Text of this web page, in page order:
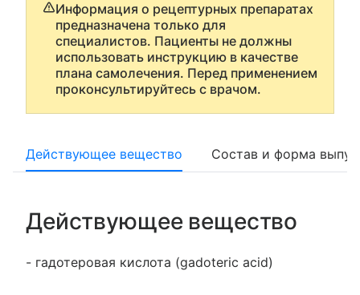
Информация о рецептурных препаратах
предназначена только для
специалистов. Пациенты не должны
использовать инструкцию в качестве
плана самолечения. Перед применением
проконсультируйтесь с врачом.
Действующее вещество Состав и форма
Действующее вещество
- гадотеровая кислота (gadoteric acid)